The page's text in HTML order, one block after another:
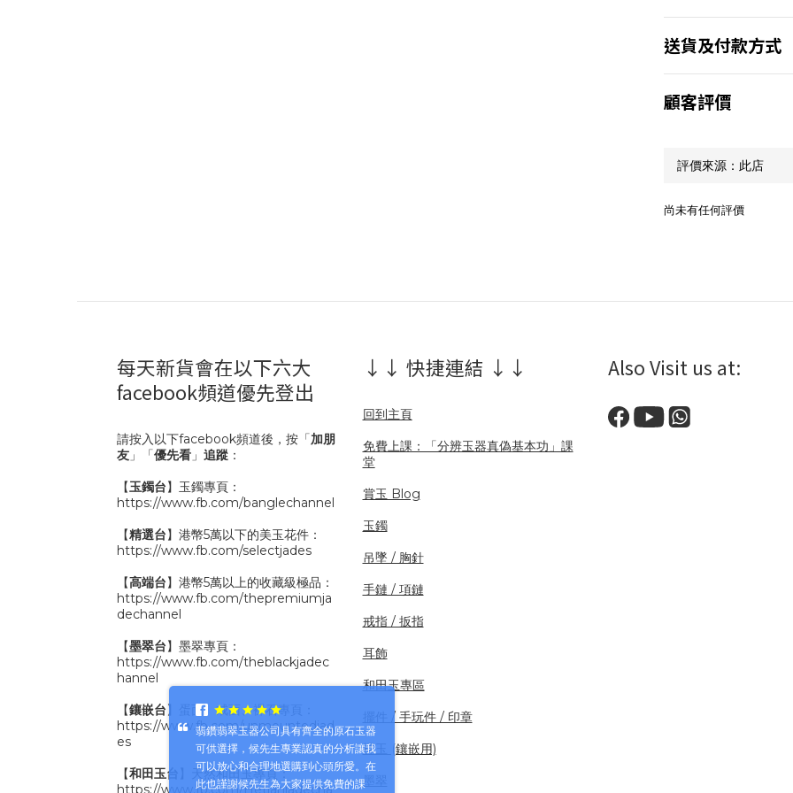
送貨及付款方式
顧客評價
尚未有任何評價
每天新貨會在以下六大
facebook頻道優先登出
請按入以下facebook頻道後，按「加朋
友 」「優先看 」 追蹤 ：
【玉鐲台】玉鐲專頁：
https://www.fb.com/banglechannel
【精選台】港幣5萬以下的美玉花件：
https://www.fb.com/selectjades
【高端台】港幣5萬以上的收藏級極品：
https://www.fb.com/thepremiumja
dechannel
【墨翠台】墨翠專頁：
https://www.fb.com/theblackjadec
hannel
【鑲嵌台】蛋面、戒面、裸石專頁：
https://www.fb.com/unmountedjad
es
【和田玉台
】天然和田玉專頁：
https://www.fb.com/Hetianjadecha
↓↓ 快捷連結 ↓↓
回到主頁
免費上課：「分辨玉器真偽基本功」課
堂
賞玉 Blog
玉鐲
吊墜 / 胸針
手鏈 / 項鏈
戒指 / 扳指
耳飾
和田玉專區
擺件 / 手玩件 / 印章
裸玉 (鑲嵌用)
墨翠
Also Visit us at:
翡鑽翡翠玉器公司具有齊全的原石玉器
可供選擇，候先生專業認真的分析讓我
可以放心和合理地選購到心頭所愛。在
此也謹謝候先生為大家提供免費的課